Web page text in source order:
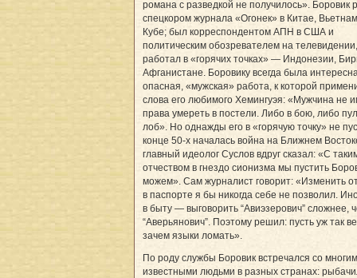
романа с разведкой не получилось». Боровик
спецкором журнала «Огонек» в Китае,
Кубе; был корреспондентом АПН в США и
политическим обозревателем на телевидении,
работал в «горячих точках» — Индонезии,
Афганистане. Боровику всегда была
опасная, «мужская» работа, к которой
слова его любимого Хемингуэя: «Мужчина не
права умереть в постели. Либо в бою, либо
лоб». Но однажды его в «горячую точку» не
конце 50-х началась война на Ближнем
главный идеолог Суслов вдруг сказал: «С
отчеством в гнездо сионизма мы пустить
можем». Сам журналист говорит: «Изменить
в паспорте я бы никогда себе не позволил.
в быту — выговорить “Авиэзерович” сложнее,
“Аверьянович”. Поэтому решил: пусть уж так
зачем языки ломать».
По роду службы Боровик встречался со
известными людьми в разных странах: